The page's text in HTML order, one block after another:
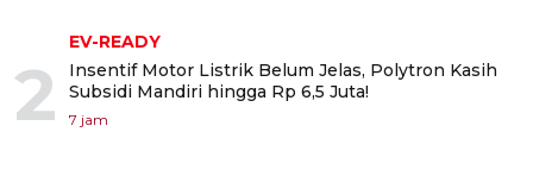
2
EV-READY
Insentif Motor Listrik Belum Jelas, Polytron Kasih
Subsidi Mandiri hingga Rp 6,5 Juta!
7 jam